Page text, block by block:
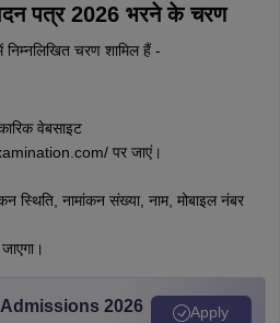
पत्र 2026 भरने के चरण
चरण शामिल हैं -
वेबसाइट
पर जाएं।
स्थिति, नामांकन संख्या, नाम, मोबाइल नंबर
2026 Apply